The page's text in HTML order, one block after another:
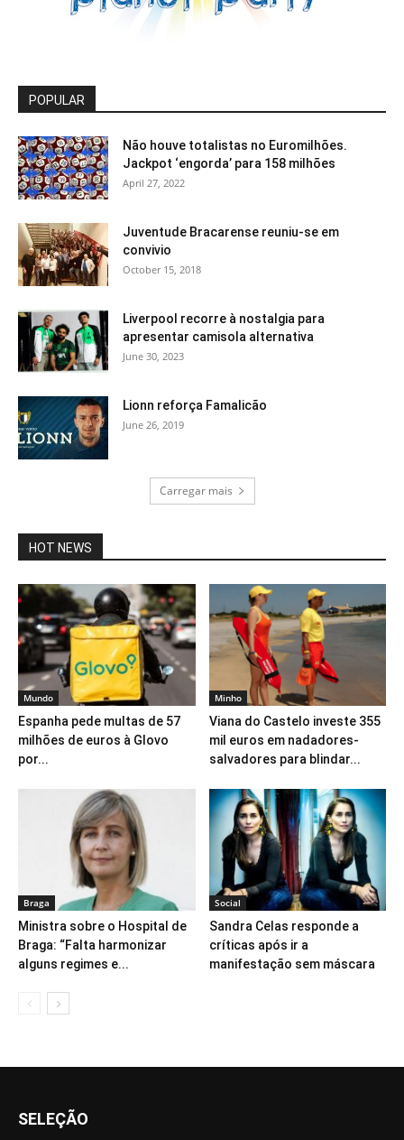
POPULAR
Não houve totalistas no Euromilhões.
Jackpot ‘engorda’ para 158 milhões
April 27, 2022
Juventude Bracarense reuniu-se em
convivio
October 15, 2018
Liverpool recorre à nostalgia para
apresentar camisola alternativa
June 30, 2023
Lionn reforça Famalicão
June 26, 2019
Carregar mais
HOT NEWS
Mundo
Espanha pede multas de 57
milhões de euros à Glovo
por...
Minho
Viana do Castelo investe 355
mil euros em nadadores-
salvadores para blindar...
Braga
Ministra sobre o Hospital de
Braga: “Falta harmonizar
alguns regimes e...
Social
Sandra Celas responde a
críticas após ir a
manifestação sem máscara
SELEÇÃO